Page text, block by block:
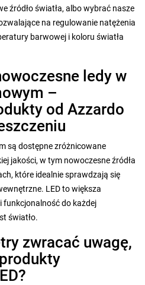
źródło światła, albo wybrać nasze
na regulowanie natężenia
barwowej i koloru światła
ledy w
–
od Azzardo
są dostępne zróżnicowane
jakości, w tym nowoczesne źródła
które idealnie sprawdzają się
LED to większa
funkcjonalność do każdej
światło.
zwracać uwagę,